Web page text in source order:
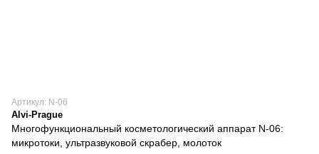
Артикул: N-06
Alvi-Prague
Многофункциональный косметологический аппарат N-06:
микротоки, ультразвуковой скрабер, молоток